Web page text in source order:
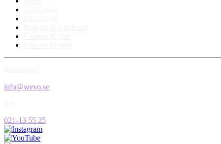
info@wevo.se
021-13 55 25